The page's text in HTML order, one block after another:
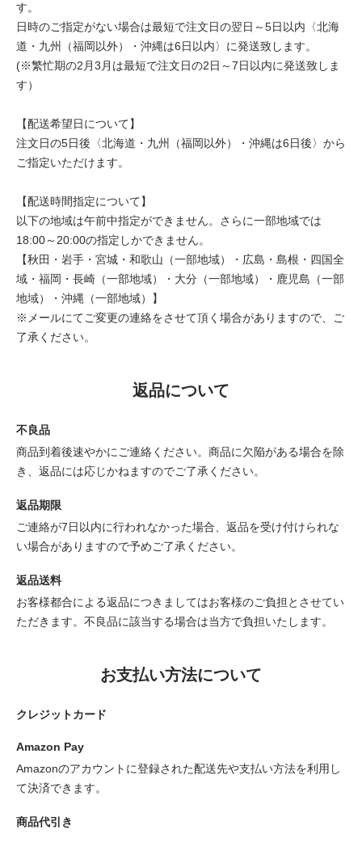
す。
日時のご指定がない場合は最短で注文日の翌日～5日以内〈北海
道・九州（福岡以外）・沖縄は6日以内〉に発送致します。
(※繁忙期の2月3月は最短で注文日の2日～7日以内に発送致しま
す）
【配送希望日について】
注文日の5日後〈北海道・九州（福岡以外）・沖縄は6日後〉から
ご指定いただけます。
【配送時間指定について】
以下の地域は午前中指定ができません。さらに一部地域では
18:00～20:00の指定しかできません。
【秋田・岩手・宮城・和歌山（一部地域）・広島・島根・四国全
域・福岡・長崎（一部地域）・大分（一部地域）・鹿児島（一部
地域）・沖縄（一部地域）】
※メールにてご変更の連絡をさせて頂く場合がありますので、ご
了承ください。
返品について
不良品
商品到着後速やかにご連絡ください。商品に欠陥がある場合を除
き、返品には応じかねますのでご了承ください。
返品期限
ご連絡が7日以内に行われなかった場合、返品を受け付けられな
い場合がありますので予めご了承ください。
返品送料
お客様都合による返品につきましてはお客様のご負担とさせてい
ただきます。不良品に該当する場合は当方で負担いたします。
お支払い方法について
クレジットカード
Amazon Pay
Amazonのアカウントに登録された配送先や支払い方法を利用し
て決済できます。
商品代引き